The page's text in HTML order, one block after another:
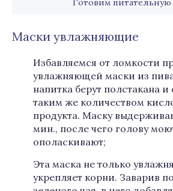
Готовим питательную
Маски увлажняющие
Избавляемся от ломкости
увлажняющей маски из
напитка берут полстакана
таким же количеством
продукта. Маску
мин., после чего голову
ополаскивают;
Эта маска не только
укрепляет корни. Заварив